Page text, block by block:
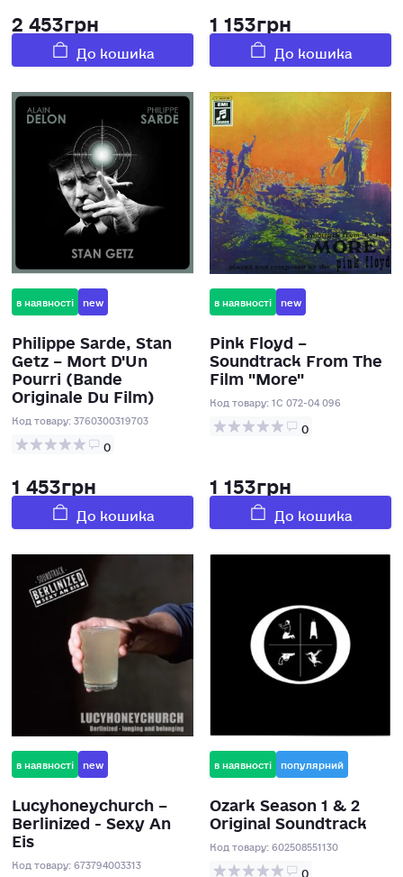
2 453грн
До кошика
1 153грн
До кошика
в наявності new
Philippe Sarde, Stan
Getz – Mort D'Un
Pourri (Bande
Originale Du Film)
Код товару:3760300319703
0
1 453грн
До кошика
в наявності new
Pink Floyd –
Soundtrack From The
Film "More"
Код товару:1C 072-04 096
0
1 153грн
До кошика
в наявності new
Lucyhoneychurch –
Berlinized - Sexy An
Eis
Код товару:673794003313
в наявності популярний
Ozark Season 1 & 2
Original Soundtrack
Код товару:602508551130
0